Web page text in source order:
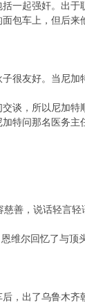
一起强奸。出
包车上，但后来
很友好。当尼
谈，所以尼加
特问那名医务主
善，说话轻言
维尔回忆了与顶
，出了乌鲁木